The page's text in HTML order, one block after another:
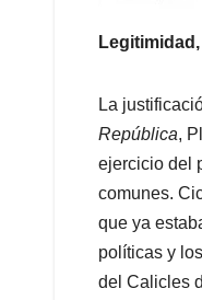
La
República,
ejercicio del
comunes.
que ya
políticas y
del Calicles